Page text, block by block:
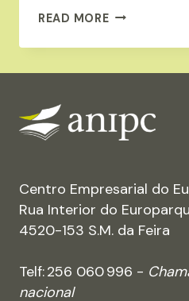
READ MOREANIPC
DE
FEEDBACK
Centro Empresarial do
Rua Interior do
4520-153 S.M. da Feira
Telf: 256 060 996 -
nacional